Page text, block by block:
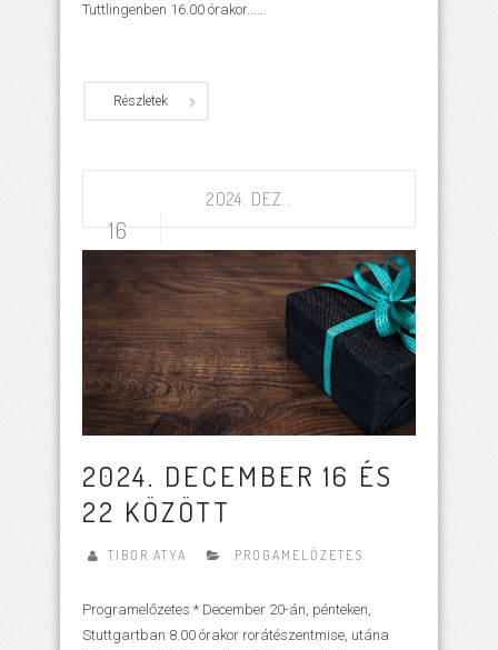
Tuttlingenben 16.00 órakor......
Részletek
2024. DEZ..
16
2024. DECEMBER 16 ÉS
22 KÖZÖTT
TIBOR ATYA PROGAMELŐZETES
Programelőzetes * December 20-án, pénteken,
Stuttgartban 8.00 órakor rorátészentmise, utána